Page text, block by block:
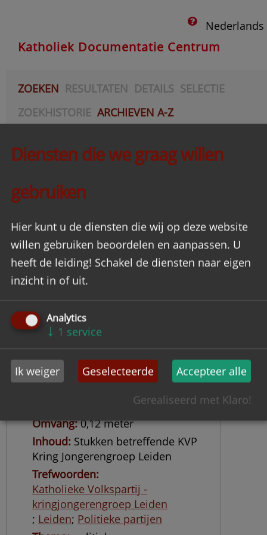
Nederlands
Katholiek Documentatie Centrum
ZOEKEN RESULTATEN DETAILS SELECTIE
ZOEKHISTORIE ARCHIEVEN A-Z
kringjongerengroep Leiden.
Objectnummer KVJL
Omvang 0,12 meter
Inhoud Stukken betreffende KVP
Kring Jongerengroep Leiden
Trefwoorden
Katholieke Volkspartij -
kringjongerengroep Leiden
; Leiden; Politieke partijen
Diensten die we graag willen
gebruiken
Hier kunt u de diensten die wij op deze website
willen gebruiken beoordelen en aanpassen. U
heeft de leiding! Schakel de diensten naar eigen
inzicht in of uit.
Analytics
↓ 1 service
Ik weiger Geselecteerde Accepteer alle
Gerealiseerd met Klaro!